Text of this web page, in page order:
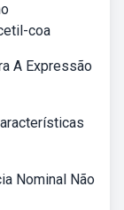
coa
A Expressão
Nominal Não